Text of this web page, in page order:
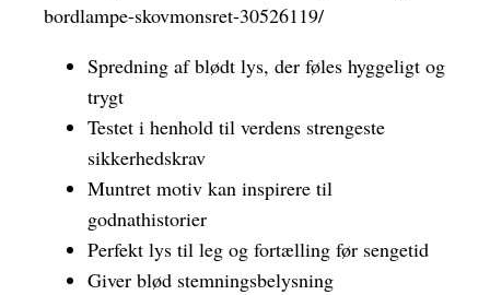
bordlampe-skovmonsret-30526119/
Spredning af blødt lys, der føles hyggeligt og
trygt
Testet i henhold til verdens strengeste
sikkerhedskrav
Muntret motiv kan inspirere til
godnathistorier
Perfekt lys til leg og fortælling før sengetid
Giver blød stemningsbelysning